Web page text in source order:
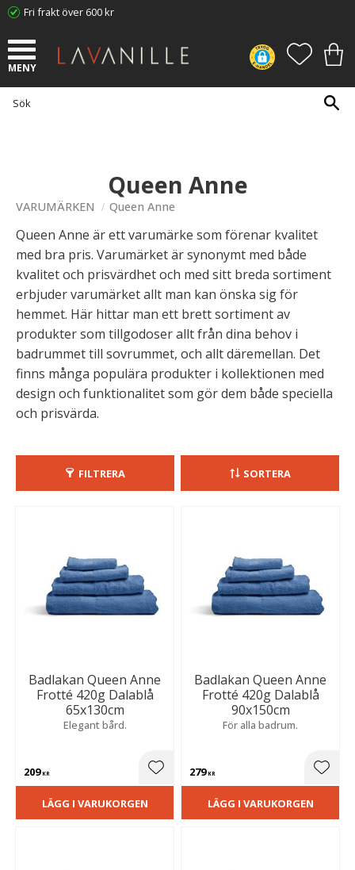
Fri frakt över 600 kr
Queen Anne
VARUMÄRKEN Queen Anne
Queen Anne är ett varumärke som förenar kvalitet
med bra pris. Varumärket är synonymt med både
kvalitet och prisvärdhet och med sitt breda sortiment
erbjuder varumärket allt man kan önska sig för
hemmet. Här hittar man ett brett sortiment av
produkter som tillgodoser allt från dina behov i
badrummet till sovrummet, och allt däremellan. Det
finns många populära produkter i kollektionen med
design och funktionalitet som gör dem både speciella
och prisvärda.
FILTRERA SORTERA
Badlakan Queen Anne
Frotté 420g Dalablå
65x130cm
Elegant bård.
209KR Lägg till i favoriter
LÄGG I VARUKORGEN
Badlakan Queen Anne
Frotté 420g Dalablå
90x150cm
För alla badrum.
279KR
LÄGG I VARUKORGEN